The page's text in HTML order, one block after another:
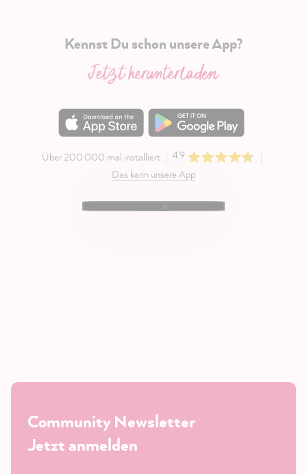
Kennst Du schon unsere App?
Jetzt herunterladen
Über 200.000 mal installiert
4.9
Das kann unsere App
Community Newsletter
Jetzt anmelden